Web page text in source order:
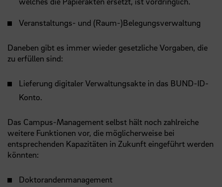
Veranstaltungs- und (Raum-)Belegungsverwaltung
Daneben gibt es immer wieder gesetzliche Vorgaben, die
zu erfüllen sind:
Lieferung digitaler Verwaltungsakte in das BUND-ID-
Konto.
Das Campus-Management selbst hält noch zahlreiche
weitere Funktionen vor, die möglicherweise bei
entsprechenden Kapazitäten in Zukunft eingeführt werden
könnten:
Doktorandenmanagement